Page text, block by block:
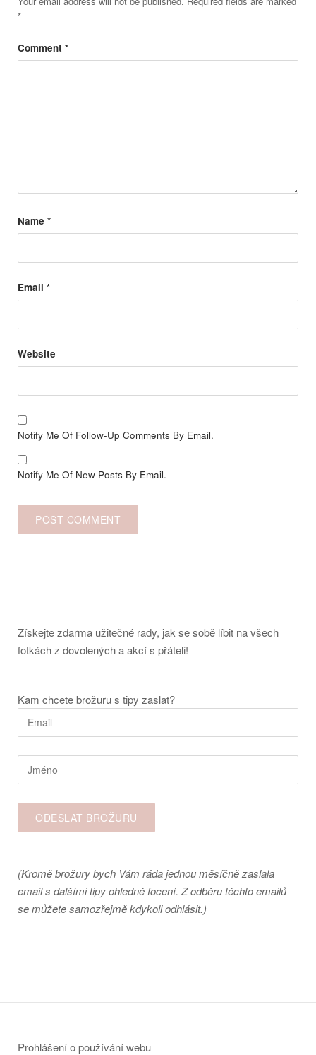
*
Comment *
Name *
Email *
Website
Notify Me Of Follow-Up Comments By Email.
Notify Me Of New Posts By Email.
Získejte zdarma užitečné rady, jak se sobě líbit na všech
fotkách z dovolených a akcí s přáteli!
Kam chcete brožuru s tipy zaslat?
(Kromě brožury bych Vám ráda jednou měsíčně zaslala
email s dalšími tipy ohledně focení. Z odběru těchto emailů
se můžete samozřejmě kdykoli odhlásit.)
Prohlášení o používání webu